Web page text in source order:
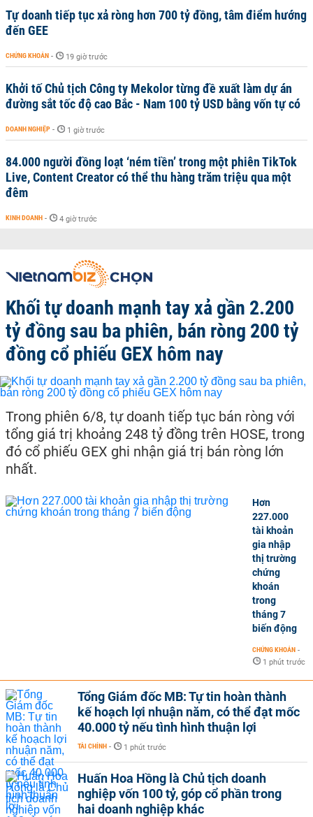
Tự doanh tiếp tục xả ròng hơn 700 tỷ đồng, tâm điểm hướng
đến GEE
CHỨNG KHOÁN - 19 giờ trước
Khởi tố Chủ tịch Công ty Mekolor từng đề xuất làm dự án
đường sắt tốc độ cao Bắc - Nam 100 tỷ USD bằng vốn tự có
DOANH NGHIỆP - 1 giờ trước
84.000 người đồng loạt ‘ném tiền’ trong một phiên TikTok
Live, Content Creator có thể thu hàng trăm triệu qua một
đêm
KINH DOANH - 4 giờ trước
Khối tự doanh mạnh tay xả gần 2.200
tỷ đồng sau ba phiên, bán ròng 200 tỷ
đồng cổ phiếu GEX hôm nay
Trong phiên 6/8, tự doanh tiếp tục bán ròng với
tổng giá trị khoảng 248 tỷ đồng trên HOSE, trong
đó cổ phiếu GEX ghi nhận giá trị bán ròng lớn
nhất.
Hơn
227.000
tài khoản
gia nhập
thị trường
chứng
khoán
trong
tháng 7
biến động
CHỨNG KHOÁN -
1 phút trước
Tổng Giám đốc MB: Tự tin hoàn thành
kế hoạch lợi nhuận năm, có thể đạt mốc
40.000 tỷ nếu tình hình thuận lợi
TÀI CHÍNH - 1 phút trước
Huấn Hoa Hồng là Chủ tịch doanh
nghiệp vốn 100 tỷ, góp cổ phần trong
hai doanh nghiệp khác